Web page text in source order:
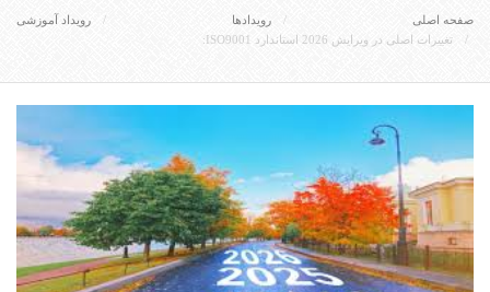
صفحه اصلی رویدادها
رویداد آموزشی
تغییرات اصلی در ویرایش 2026 استاندارد ISO9001: